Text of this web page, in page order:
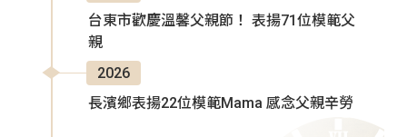
台東市歡慶溫馨父親節！ 表揚71位模範父
親
2026
長濱鄉表揚22位模範Mama 感念父親辛勞